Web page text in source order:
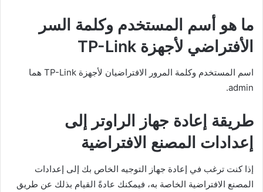
ما هو أسم المستخدم وكلمة السر
الأفتراضي لأجهزة TP-Link
اسم المستخدم وكلمة المرور الافتراضيان لأجهزة TP-Link هما
admin.
طريقة إعادة جهاز الراوتر إلى
إعدادات المصنع الافتراضية
إذا كنت ترغب في إعادة جهاز التوجيه الخاص بك إلى إعدادات
المصنع الافتراضية الخاصة به، فيمكنك عادةً القيام بذلك عن طريق